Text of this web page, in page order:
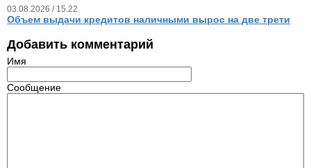
03.08.2026 / 15.22
Объем выдачи кредитов наличными вырос на две трети
Добавить комментарий
Имя
Сообщение